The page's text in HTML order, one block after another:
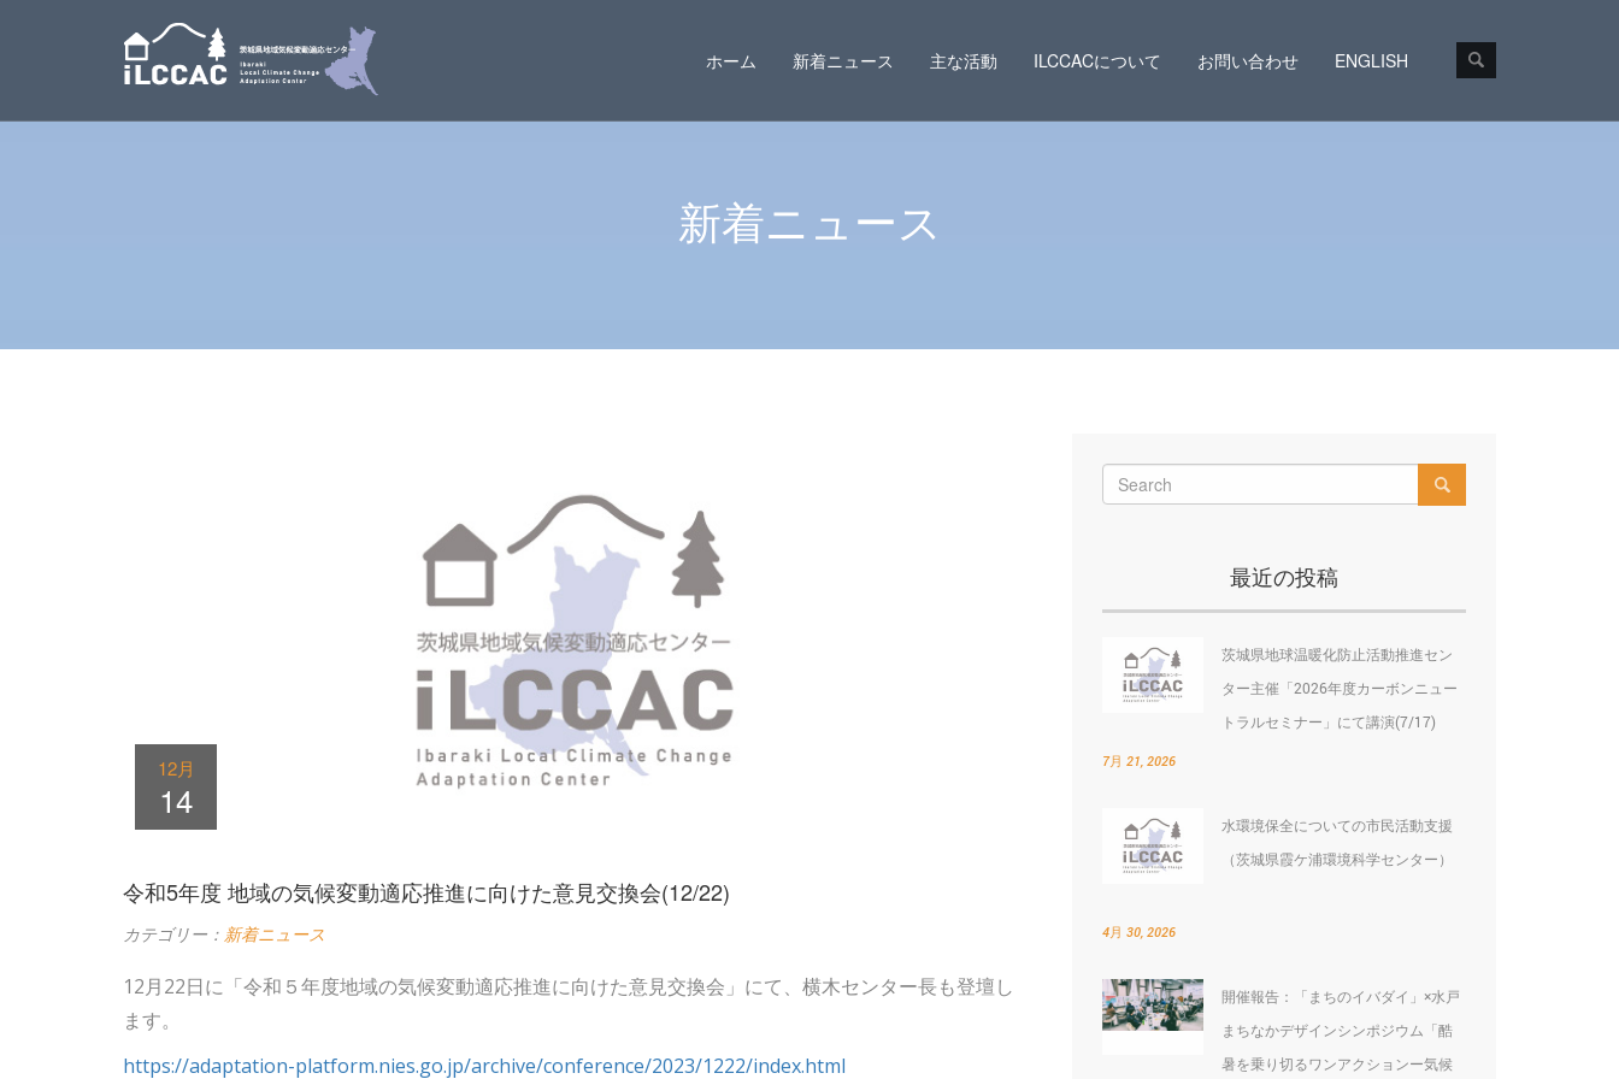
ホーム 新着ニュース 主な活動 ILCCACについて お問い合わせ ENGLISH
新着ニュース
12月
14
令和5年度 地域の気候変動適応推進に向けた意見交換会(12/22)
カテゴリー： 新着ニュース
12月22日に「令和５年度地域の気候変動適応推進に向けた意見交換会」にて、横木センター長も登壇し
ます。
https://adaptation-platform.nies.go.jp/archive/conference/2023/1222/index.html
最近の投稿
茨城県地球温暖化防止活動推進セン
ター主催「2026年度カーボンニュー
トラルセミナー」にて講演(7/17)
7月 21, 2026
水環境保全についての市民活動支援
（茨城県霞ケ浦環境科学センター）
4月 30, 2026
開催報告：「まちのイバダイ」×水戸
まちなかデザインシンポジウム「酷
暑を乗り切るワンアクションー気候